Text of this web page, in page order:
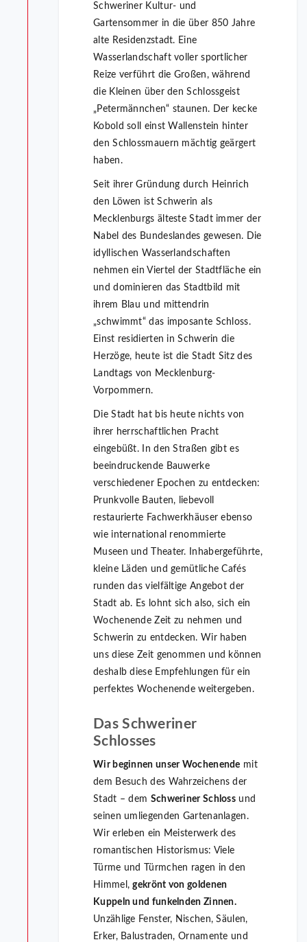
Schweriner Kultur- und
Gartensommer in die über 850 Jahre
alte Residenzstadt. Eine
Wasserlandschaft voller sportlicher
Reize verführt die Großen, während
die Kleinen über den Schlossgeist
„Petermännchen“ staunen. Der kecke
Kobold soll einst Wallenstein hinter
den Schlossmauern mächtig geärgert
haben.
Seit ihrer Gründung durch Heinrich
den Löwen ist Schwerin als
Mecklenburgs älteste Stadt immer der
Nabel des Bundeslandes gewesen. Die
idyllischen Wasserlandschaften
nehmen ein Viertel der Stadtfläche ein
und dominieren das Stadtbild mit
ihrem Blau und mittendrin
„schwimmt“ das imposante Schloss.
Einst residierten in Schwerin die
Herzöge, heute ist die Stadt Sitz des
Landtags von Mecklenburg-
Vorpommern.
Die Stadt hat bis heute nichts von
ihrer herrschaftlichen Pracht
eingebüßt. In den Straßen gibt es
beeindruckende Bauwerke
verschiedener Epochen zu entdecken:
Prunkvolle Bauten, liebevoll
restaurierte Fachwerkhäuser ebenso
wie international renommierte
Museen und Theater. Inhabergeführte,
kleine Läden und gemütliche Cafés
runden das vielfältige Angebot der
Stadt ab. Es lohnt sich also, sich ein
Wochenende Zeit zu nehmen und
Schwerin zu entdecken. Wir haben
uns diese Zeit genommen und können
deshalb diese Empfehlungen für ein
perfektes Wochenende weitergeben.
Das Schweriner
Schlosses
Wir beginnen unser Wochenende mit
dem Besuch des Wahrzeichens der
Stadt – dem Schweriner Schloss und
seinen umliegenden Gartenanlagen.
Wir erleben ein Meisterwerk des
romantischen Historismus: Viele
Türme und Türmchen ragen in den
Himmel,gekrönt von goldenen
Kuppeln und funkelnden Zinnen.
Unzählige Fenster, Nischen, Säulen,
Erker, Balustraden, Ornamente und